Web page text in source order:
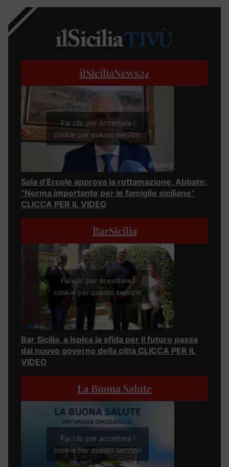
ilSiciliaNews24
Fai clic per accettare i
cookie per questo servizio
Sala d’Ercole approva la rottamazione, Abbate:
“Norma importante per le famiglie siciliane”
CLICCA PER IL VIDEO
BarSicilia
Fai clic per accettare i
cookie per questo servizio
Bar Sicilia, a Ispica la sfida per il futuro passa
dal nuovo governo della città CLICCA PER IL
VIDEO
La Buona Salute
Fai clic per accettare i
cookie per questo servizio